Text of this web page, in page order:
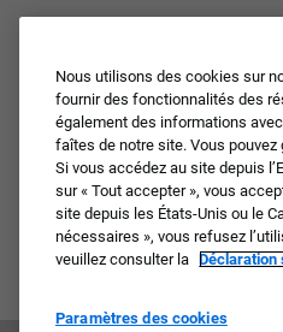
Nous utilisons des cookies sur
fournir des fonctionnalités des
également des informations
faîtes de notre site. Vous
Si vous accédez au site depuis
sur « Tout accepter », vous
site depuis les États-Unis ou le
nécessaires », vous refusez
veuillez consulter la Déclaration
Paramètres des cookies